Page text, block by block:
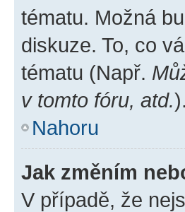
tématu. Možná
diskuze. To, co
tématu (Např.
v tomto fóru, atd.).
Nahoru
Jak změním
V případě, že